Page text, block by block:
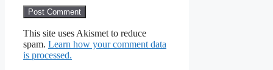
This site uses Akismet to reduce
spam. Learn how your comment data
is processed.